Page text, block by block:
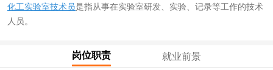
化工实验室技术员是指从事在实验室研发、实验、记录等工作的技术
人员。
岗位职责 就业前景